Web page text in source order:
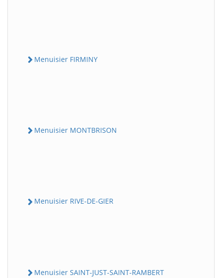
Menuisier FIRMINY
Menuisier MONTBRISON
Menuisier RIVE-DE-GIER
Menuisier SAINT-JUST-SAINT-RAMBERT